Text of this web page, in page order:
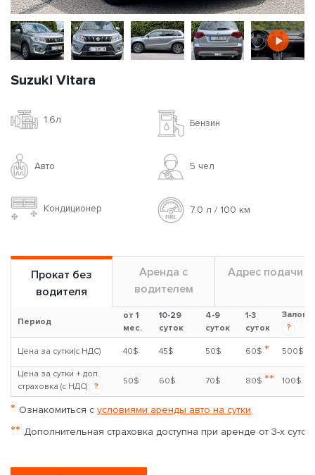
Suzuki Vitara
1.6л Бензин
Авто 5 чел
Кондиционер 7.0 л / 100 км
Прокат без
водителя
Аренда с
водителем
Адрес подачи
Период
от 1
мес.
10-29
суток
4-9
суток
1-3
суток
Залог
?
Цена за сутки(с НДС) 40$ 45$ 50$ 60$ * 500$
Цена за сутки + доп.
страховка (с НДС)
?
50$ 60$ 70$ 80$ ** 100$
* Ознакомиться с условиями аренды авто на сутки
** Дополнительная страховка доступна при аренде от 3-х суток